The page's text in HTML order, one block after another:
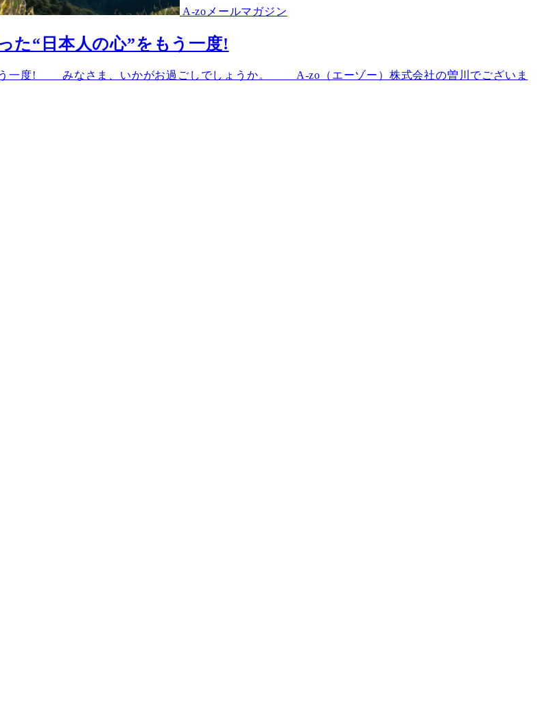
A-zoメールマガジン
た“日本人の心”をもう一度!
う一度! みなさま、いかがお過ごしでしょうか。 A-zo（エーゾー）株式会社の曽川でございま